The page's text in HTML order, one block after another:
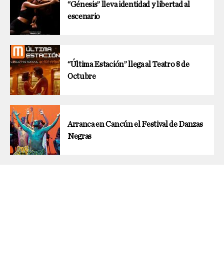
“Génesis” lleva identidad y libertad al
escenario
“Última Estación” llega al Teatro 8 de
Octubre
Arranca en Cancún el Festival de Danzas
Negras